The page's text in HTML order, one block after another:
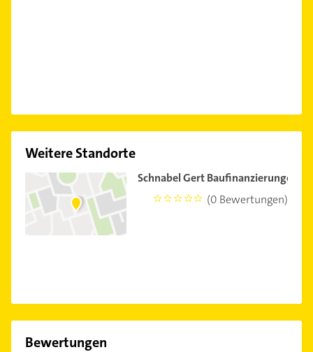
Weitere Standorte
Schnabel Gert Baufinanzierungen
0 (0 Bewertungen)
Bewertungen